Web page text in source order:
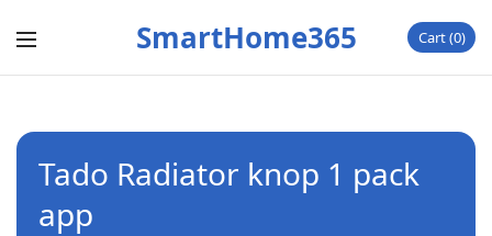
SmartHome365 Cart 0
Tado Radiator knop 1 pack
app